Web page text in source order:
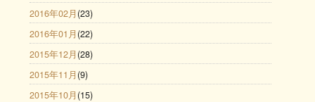
2016年02月 (23)
2016年01月 (22)
2015年12月 (28)
2015年11月 (9)
2015年10月 (15)